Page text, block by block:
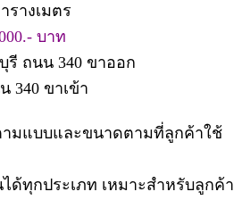
รางเมตร
บาท
รี ถนน 340 ขาออก
340 ขาเข้า
ามแบบและขนาดตามที่ลูกค้าใช้
ด้ทุกประเภท เหมาะสำหรับลูกค้า